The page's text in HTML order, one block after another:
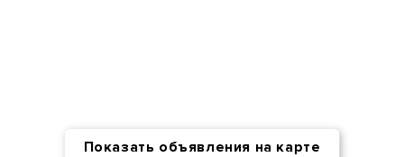
Показать объявления на карте